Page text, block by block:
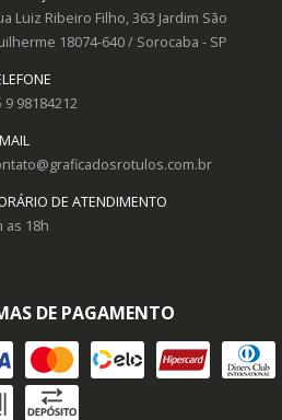
Luiz Ribeiro Filho, 363 Jardim São
18074-640/ Sorocaba - SP
9 98184212
DE ATENDIMENTO
as 18h
DE PAGAMENTO